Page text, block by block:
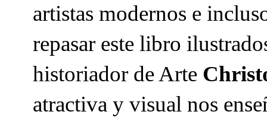
artistas modernos e
repasar este libro
historiador de Arte
atractiva y visual nos